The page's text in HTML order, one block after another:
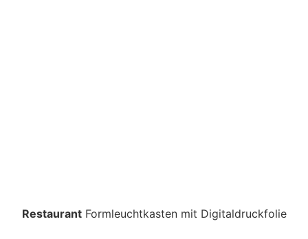
RestaurantFormleuchtkasten mit Digitaldruckfolie